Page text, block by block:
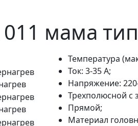
мама
Температура
Ток: 3-35 А;
Напряжение:
Трехполюсной
Прямой;
Материал